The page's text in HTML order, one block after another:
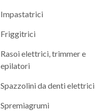
Impastatrici
Friggitrici
Rasoi elettrici, trimmer e
epilatori
Spazzolini da denti elettrici
Spremiagrumi